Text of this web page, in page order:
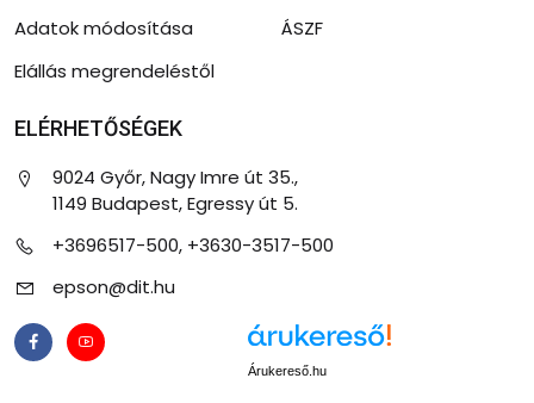
Adatok módosítása
Elállás megrendeléstől
ÁSZF
ELÉRHETŐSÉGEK
9024 Győr, Nagy Imre út 35.,
1149 Budapest, Egressy út 5.
+3696517-500, +3630-3517-500
epson@dit.hu
Árukereső.hu